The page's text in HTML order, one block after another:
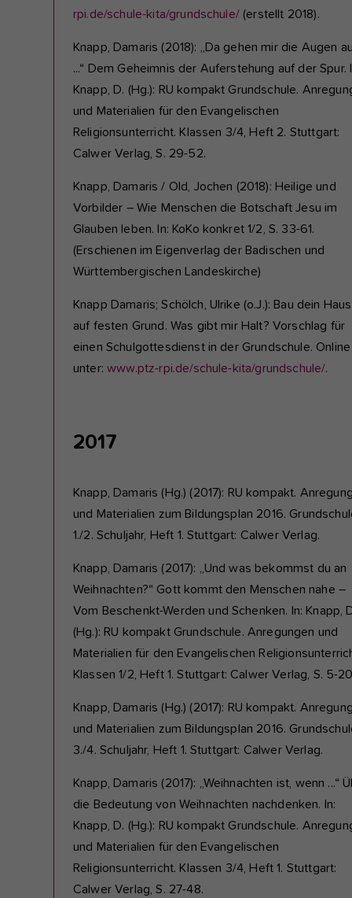
rpi.de/schule-kita/grundschule/(erstellt 2018).
Knapp, Damaris (2018): „Da gehen mir die Augen
...“ Dem Geheimnis der Auferstehung auf der Spur.
Knapp, D. (Hg.): RU kompakt Grundschule.
und Materialien für den Evangelischen
Religionsunterricht. Klassen 3/4, Heft 2. Stuttgart:
Calwer Verlag, S. 29-52.
Knapp, Damaris / Old, Jochen (2018): Heilige und
Vorbilder – Wie Menschen die Botschaft Jesu im
Glauben leben. In: KoKo konkret 1/2, S. 33-61.
(Erschienen im Eigenverlag der Badischen und
Württembergischen Landeskirche)
Knapp Damaris; Schölch, Ulrike (o.J.): Bau dein Haus
auf festen Grund. Was gibt mir Halt? Vorschlag für
einen Schulgottesdienst in der Grundschule. Online
unter:www.ptz-rpi.de/schule-kita/grundschule/.
2017
Knapp, Damaris (Hg.) (2017): RU kompakt.
und Materialien zum Bildungsplan 2016.
1./2. Schuljahr, Heft 1. Stuttgart: Calwer Verlag.
Knapp, Damaris (2017): „Und was bekommst du an
Weihnachten?“ Gott kommt den Menschen nahe –
Vom Beschenkt-Werden und Schenken. In: Knapp,
(Hg.): RU kompakt Grundschule. Anregungen und
Materialien für den Evangelischen
Klassen 1/2, Heft 1. Stuttgart: Calwer Verlag, S. 5-
Knapp, Damaris (Hg.) (2017): RU kompakt.
und Materialien zum Bildungsplan 2016.
3./4. Schuljahr, Heft 1. Stuttgart: Calwer Verlag.
Knapp, Damaris (2017): „Weihnachten ist, wenn ...“
die Bedeutung von Weihnachten nachdenken. In:
Knapp, D. (Hg.): RU kompakt Grundschule.
und Materialien für den Evangelischen
Religionsunterricht. Klassen 3/4, Heft 1. Stuttgart:
Calwer Verlag, S. 27-48.